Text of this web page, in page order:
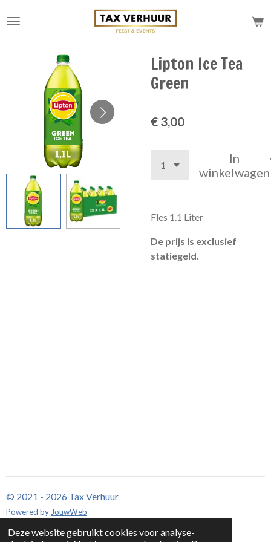
Deze website gebruikt cookies voor analyse-
direct
hoofdinhoud
Lipton Ice Tea
Green
€ 3,00
In
winkelwagen
Fles 1.1 Liter
De prijs is exclusief
statiegeld.
© 2021 - 2026 Tax Verhuur
Powered by JouwWeb